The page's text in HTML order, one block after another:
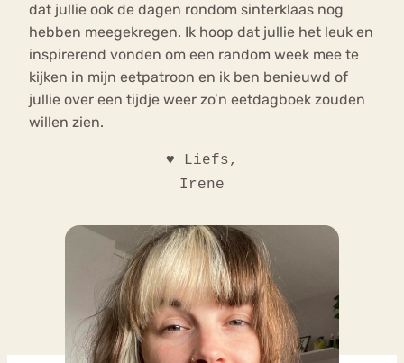
dat jullie ook de dagen rondom sinterklaas nog
hebben meegekregen. Ik hoop dat jullie het leuk en
inspirerend vonden om een random week mee te
kijken in mijn eetpatroon en ik ben benieuwd of
jullie over een tijdje weer zo’n eetdagboek zouden
willen zien.
♥ Liefs,
Irene